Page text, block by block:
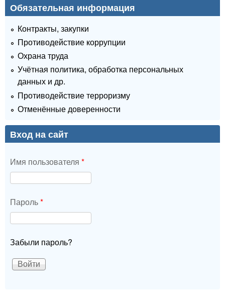
Обязательная информация
Контракты, закупки
Противодействие коррупции
Охрана труда
Учётная политика, обработка персональных
данных и др.
Противодействие терроризму
Отменённые доверенности
Вход на сайт
Имя пользователя *
Пароль*
Забыли пароль?